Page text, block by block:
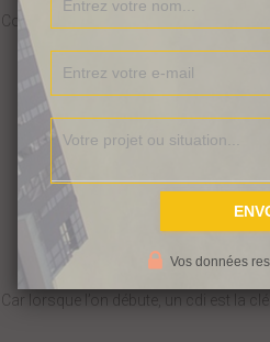
Concrètement, ce que je ferais,
Je
rapidement
Car lorsque l’on débute, un cdi est la clé.
Vos données